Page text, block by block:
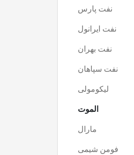
نفت پارس
نفت ایرانول
نفت بهران
نفت سپاهان
لیکومولی
الموت
مارال
فومن شیمی